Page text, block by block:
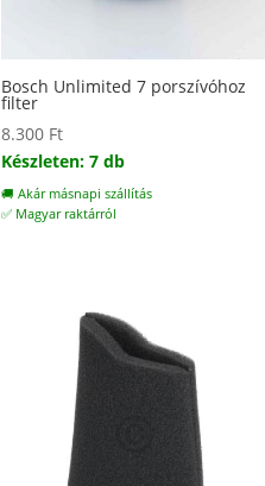
Bosch Unlimited 7 porszívóhoz
filter
8.300 Ft
Készleten: 7 db
🚚 Akár másnapi szállítás
✅ Magyar raktárról